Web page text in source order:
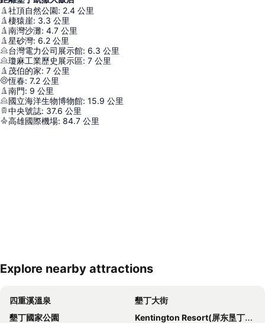
社頂自然公園: 2.4 公里
棲猿崖: 3.3 公里
南灣沙灘: 4.7 公里
星砂灣: 6.2 公里
台灣電力公司展示館: 6.3 公里
瓊麻工業歷史展示區: 7 公里
茂伯的家: 7 公里
恆春: 7.2 公里
南門: 9 公里
國立海洋生物博物館: 15.9 公里
中央號誌: 37.6 公里
高雄國際機場: 84.7 公里
展開地圖
Explore nearby attractions
四重溪溫泉
墾丁大街
墾丁國家公園
Kentington Resort(屏东垦丁小垦丁渡假村)